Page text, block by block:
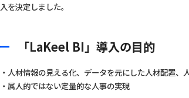
入を決定しました。
「LaKeel BI」導入の目的
・人材情報の見える化、データを元にした人材配置、
・属人的ではない定量的な人事の実現